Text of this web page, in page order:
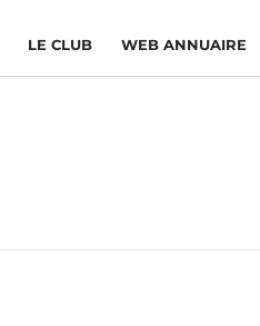
LE CLUB WEB ANNUAIRE